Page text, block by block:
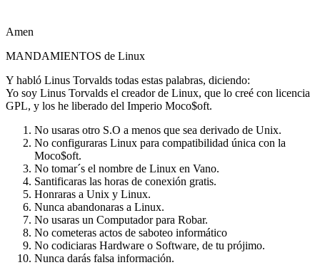
Amen
MANDAMIENTOS de Linux
Y habló Linus Torvalds todas estas palabras, diciendo:
Yo soy Linus Torvalds el creador de Linux, que lo creé con licencia
GPL, y los he liberado del Imperio Moco$oft.
No usaras otro S.O a menos que sea derivado de Unix.
No configuraras Linux para compatibilidad única con la
Moco$oft.
No tomar´s el nombre de Linux en Vano.
Santificaras las horas de conexión gratis.
Honraras a Unix y Linux.
Nunca abandonaras a Linux.
No usaras un Computador para Robar.
No cometeras actos de saboteo informático
No codiciaras Hardware o Software, de tu prójimo.
Nunca darás falsa información.